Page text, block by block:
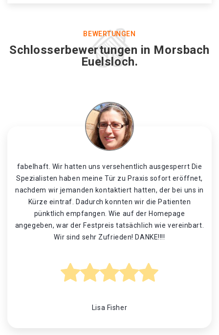
BEWERTUNGEN
Schlosserbewertungen in Morsbach
Euelsloch.
fabelhaft. Wir hatten uns versehentlich ausgesperrt Die
Spezialisten haben meine Tür zu Praxis sofort eröffnet,
nachdem wir jemanden kontaktiert hatten, der bei uns in
Kürze eintraf. Dadurch konnten wir die Patienten
pünktlich empfangen. Wie auf der Homepage
angegeben, war der Festpreis tatsächlich wie vereinbart.
Wir sind sehr Zufrieden! DANKE!!!!
Lisa Fisher